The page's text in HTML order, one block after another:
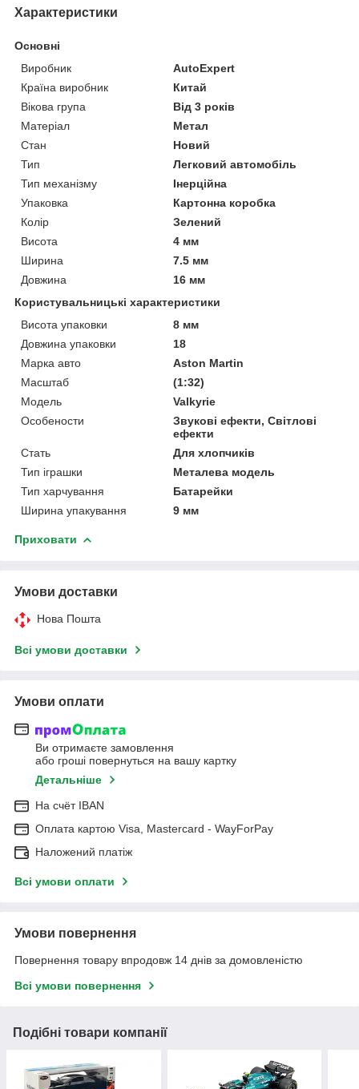
Характеристики
Основні
Виробник
AutoExpert
Країна виробник
Китай
Вікова група
Від 3 років
Матеріал
Метал
Стан
Новий
Тип
Легковий автомобіль
Тип механізму
Інерційна
Упаковка
Картонна коробка
Колір
Зелений
Висота
4 мм
Ширина
7.5 мм
Довжина
16 мм
Користувальницькі характеристики
Висота упаковки
8 мм
Довжина упаковки
18
Марка авто
Aston Martin
Масштаб
(1:32)
Мoдель
Valkyrie
Особености
Звукові ефекти, Світлові
ефекти
Стать
Для хлопчиків
Тип іграшки
Металева модель
Тип харчування
Батарейки
Ширина упакування
9 мм
Приховати
Умови доставки
Нова Пошта
Всі умови доставки
Умови оплати
Ви отримаєте замовлення
або гроші повернуться на вашу картку
Детальніше
На cчёт IBAN
Оплата картою Visa, Mastercard - WayForPay
Наложений платіж
Всі умови оплати
Умови повернення
Повернення товару впродовж 14 днів за домовленістю
Всі умови повернення
Подібні товари компанії